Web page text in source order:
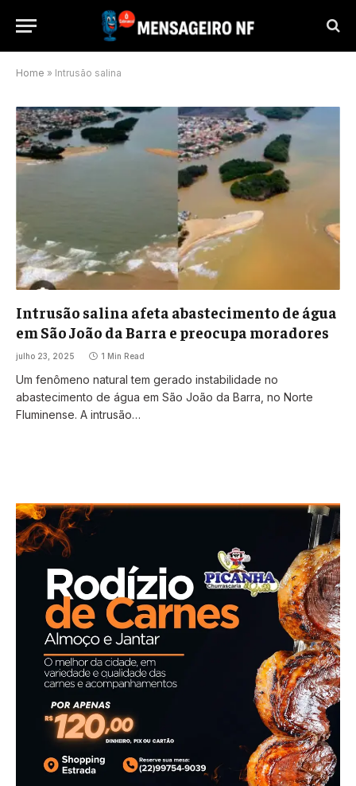
Home » Intrusão salina
Intrusão salina afeta abastecimento de água
em São João da Barra e preocupa moradores
julho 23, 2025 1 Min Read
Um fenômeno natural tem gerado instabilidade no
abastecimento de água em São João da Barra, no Norte
Fluminense. A intrusão…